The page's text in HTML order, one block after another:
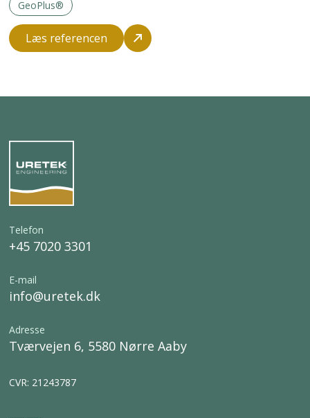
GeoPlus®
Læs referencen
Telefon
+45 7020 3301
E-mail
info@uretek.dk
Adresse
Tværvejen 6, 5580 Nørre Aaby
CVR: 21243787